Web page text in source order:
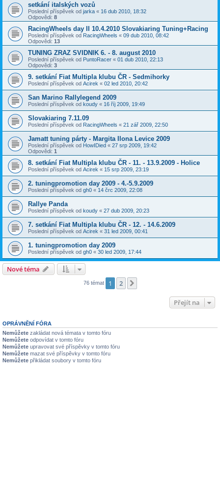
setkání italských vozů
Poslední příspěvek od jarka « 16 dub 2010, 18:32
Odpovědi: 8
RacingWheels day II 10.4.2010 Slovakiaring Tuning+Racing
Poslední příspěvek od RacingWheels « 09 dub 2010, 08:42
Odpovědi: 13
TUNING ZRAZ SVIDNIK 6. - 8. august 2010
Poslední příspěvek od PuntoRacer « 01 dub 2010, 22:13
Odpovědi: 3
9. setkání Fiat Multipla klubu ČR - Sedmihorky
Poslední příspěvek od Acirek « 02 led 2010, 20:42
San Marino Rallylegend 2009
Poslední příspěvek od koudy « 16 říj 2009, 19:49
Slovakiaring 7.11.09
Poslední příspěvek od RacingWheels « 21 zář 2009, 22:50
Jamatt tuning párty - Margita Ilona Levice 2009
Poslední příspěvek od HowIDied « 27 srp 2009, 19:42
Odpovědi: 1
8. setkání Fiat Multipla klubu ČR - 11. - 13.9.2009 - Holice
Poslední příspěvek od Acirek « 15 srp 2009, 23:19
2. tuningpromotion day 2009 - 4.-5.9.2009
Poslední příspěvek od gh0 « 14 črc 2009, 22:08
Rallye Panda
Poslední příspěvek od koudy « 27 dub 2009, 20:23
7. setkání Fiat Multipla klubu ČR - 12. - 14.6.2009
Poslední příspěvek od Acirek « 31 led 2009, 00:41
1. tuningpromotion day 2009
Poslední příspěvek od gh0 « 30 led 2009, 17:44
Nové téma
76 témat 1 2
Přejít na
OPRÁVNĚNÍ FÓRA
Nemůžete zakládat nová témata v tomto fóru
Nemůžete odpovídat v tomto fóru
Nemůžete upravovat své příspěvky v tomto fóru
Nemůžete mazat své příspěvky v tomto fóru
Nemůžete přikládat soubory v tomto fóru